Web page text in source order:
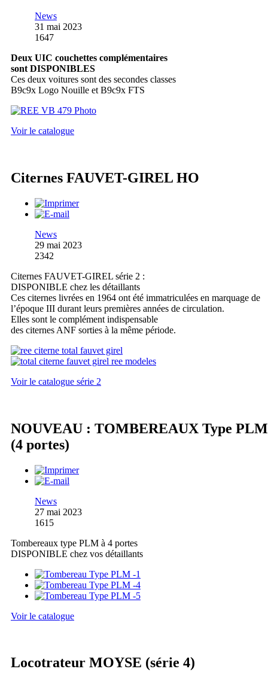
News
31 mai 2023
1647
Deux UIC couchettes complémentaires
sont DISPONIBLES
Ces deux voitures sont des secondes classes
B9c9x Logo Nouille et B9c9x FTS
Voir le catalogue
Citernes FAUVET-GIREL HO
News
29 mai 2023
2342
Citernes FAUVET-GIREL série 2 :
DISPONIBLE chez les détaillants
Ces citernes livrées en 1964 ont été immatriculées en marquage de
l’époque III durant leurs premières années de circulation.
Elles sont le complément indispensable
des citernes ANF sorties à la même période.
Voir le catalogue série 2
NOUVEAU : TOMBEREAUX Type PLM
(4 portes)
News
27 mai 2023
1615
Tombereaux type PLM à 4 portes
DISPONIBLE chez vos détaillants
Voir le catalogue
Locotrateur MOYSE (série 4)